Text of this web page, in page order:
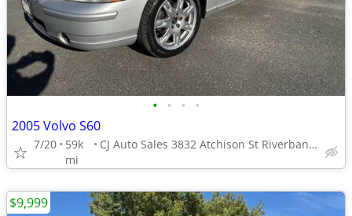
• • • •
2005 Volvo S60
7/20
59k
mi
CJ Auto Sales 3832 Atchison St Riverbank 209-863-8999
$9,999